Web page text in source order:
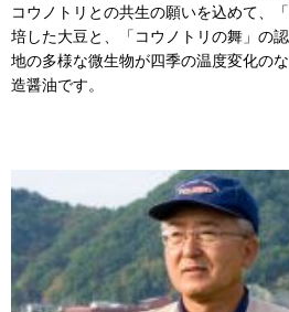
コウノトリとの共生の願いを込めて、
培した大豆と、「コウノトリの舞」の
地の多様な微生物が四季の温度変化の
造醤油です。